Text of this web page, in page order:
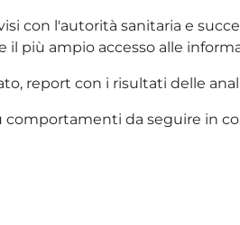
con l'autorità sanitaria e
il più ampio accesso alle
report con i risultati delle
da seguire in